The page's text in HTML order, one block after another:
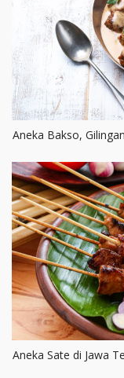
Aneka Bakso,
Aneka Sate di Jawa